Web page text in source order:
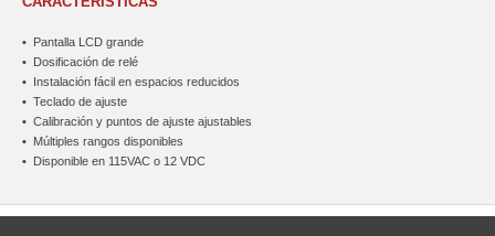
• Pantalla LCD grande
• Dosificación de relé
• Instalación fácil en espacios reducidos
• Teclado de ajuste
• Calibración y puntos de ajuste ajustables
• Múltiples rangos disponibles
• Disponible en 115VAC o 12 VDC